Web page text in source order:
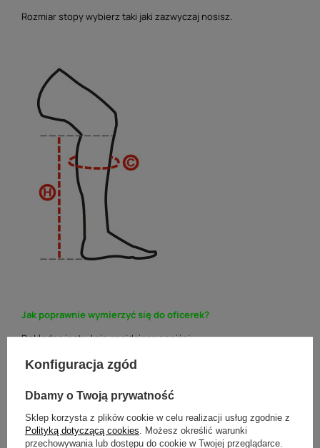
Rozmiar stopy wybierz taki jaki zazwyczaj nosisz.
Jak poprawnie wymierzyć się do oficerek?
Dokładną instrukcję znajdziesz poniżej:
Konfiguracja zgód
Dbamy o Twoją prywatność
Sklep korzysta z plików cookie w celu realizacji usług zgodnie z
Polityką dotyczącą cookies. Możesz określić warunki
przechowywania lub dostępu do cookie w Twojej przeglądarce.